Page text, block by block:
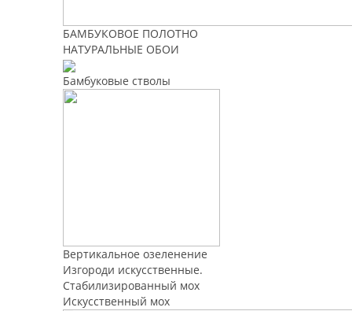
БАМБУКОВОЕ ПОЛОТНО
НАТУРАЛЬНЫЕ ОБОИ
Бамбуковые стволы
Вертикальное озеленение
Изгороди искусственные.
Стабилизированный мох
Искусственный мох